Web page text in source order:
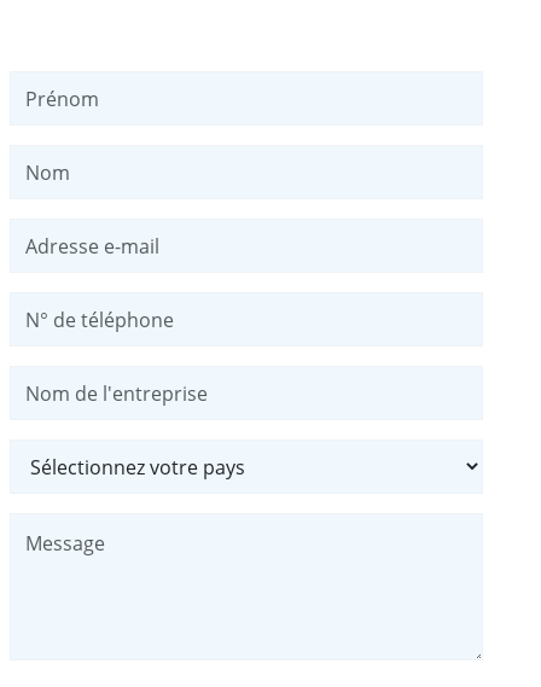
Prénom
Nom
Adresse e-mail
N° de téléphone
Nom de l'entreprise
Pays